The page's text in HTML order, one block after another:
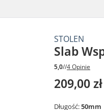
STOLEN
Slab
5,0//4 Opinie
209,00 zł
Długość:50mm